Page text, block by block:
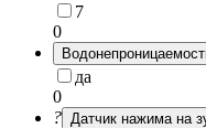
7
0
да
0
? Датчик нажима на